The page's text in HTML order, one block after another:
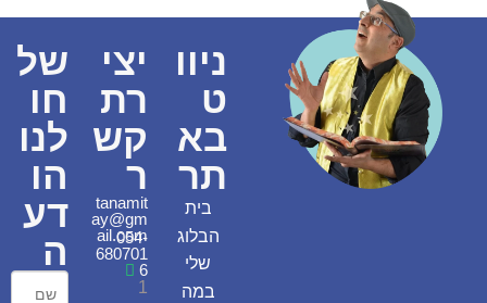
ניוו
ט
בא
תר
בית
הבלוג
שלי
במה
יצי
רת
קש
ר
tanamit
ay@gm
ail.com
054-
680701
6
1
של
חו
לנו
הו
דע
ה